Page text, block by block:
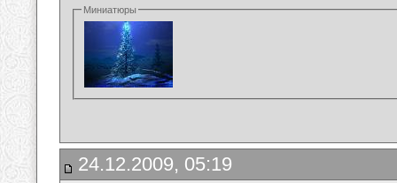
Миниатюры
24.12.2009, 05:19